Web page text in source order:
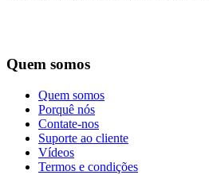
Quem somos
Quem somos
Porquê nós
Contate-nos
Suporte ao cliente
Vídeos
Termos e condições